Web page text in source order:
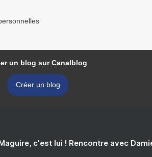
un blog sur Canalblog
Créer un blog
c'est lui ! Rencontre avec